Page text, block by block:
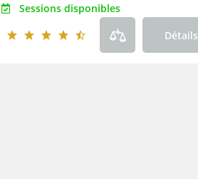
Sessions disponibles
Détails